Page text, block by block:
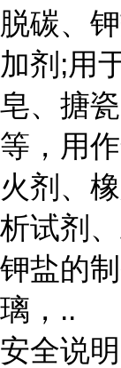
脱碳、
加剂;用
皂、搪
等，用
火剂、
析试剂
钾盐的
璃，..
安全说